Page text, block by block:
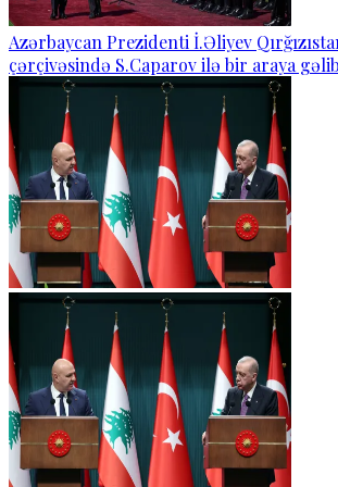
Azərbaycan Prezidenti İ.Əliyev
çərçivəsində S.Caparov ilə bir araya gəlib